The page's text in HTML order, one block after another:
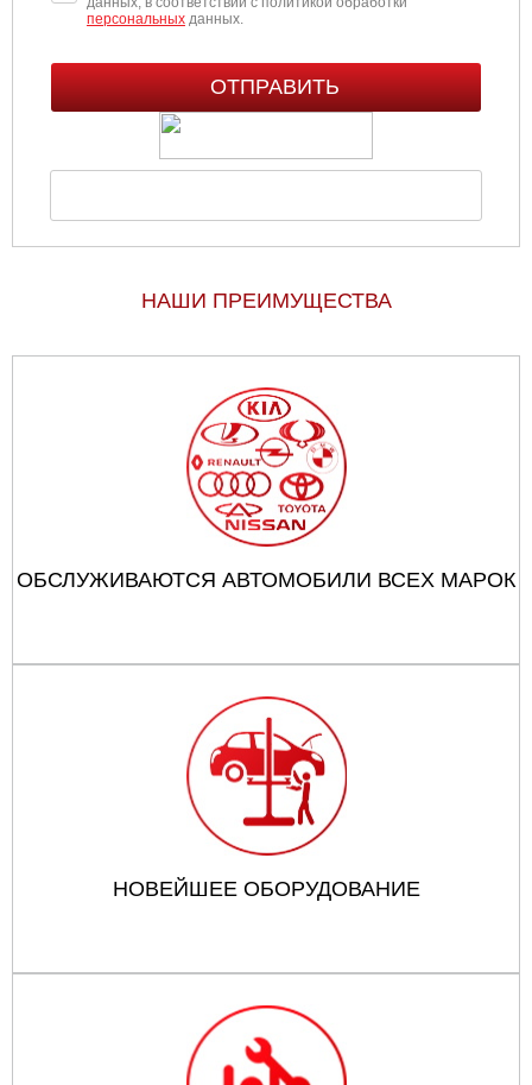
персональныхданных.
НАШИ ПРЕИМУЩЕСТВА
ОБСЛУЖИВАЮТСЯ АВТОМОБИЛИ ВСЕХ МАРОК
НОВЕЙШЕЕ ОБОРУДОВАНИЕ